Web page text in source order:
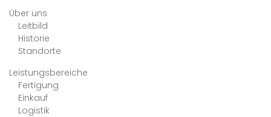
Über uns
Leitbild
Historie
Standorte
Leistungsbereiche
Fertigung
Einkauf
Logistik